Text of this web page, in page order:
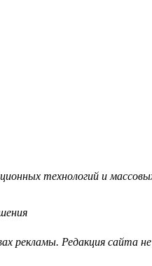
технологий и
рекламы. Редакция сайта